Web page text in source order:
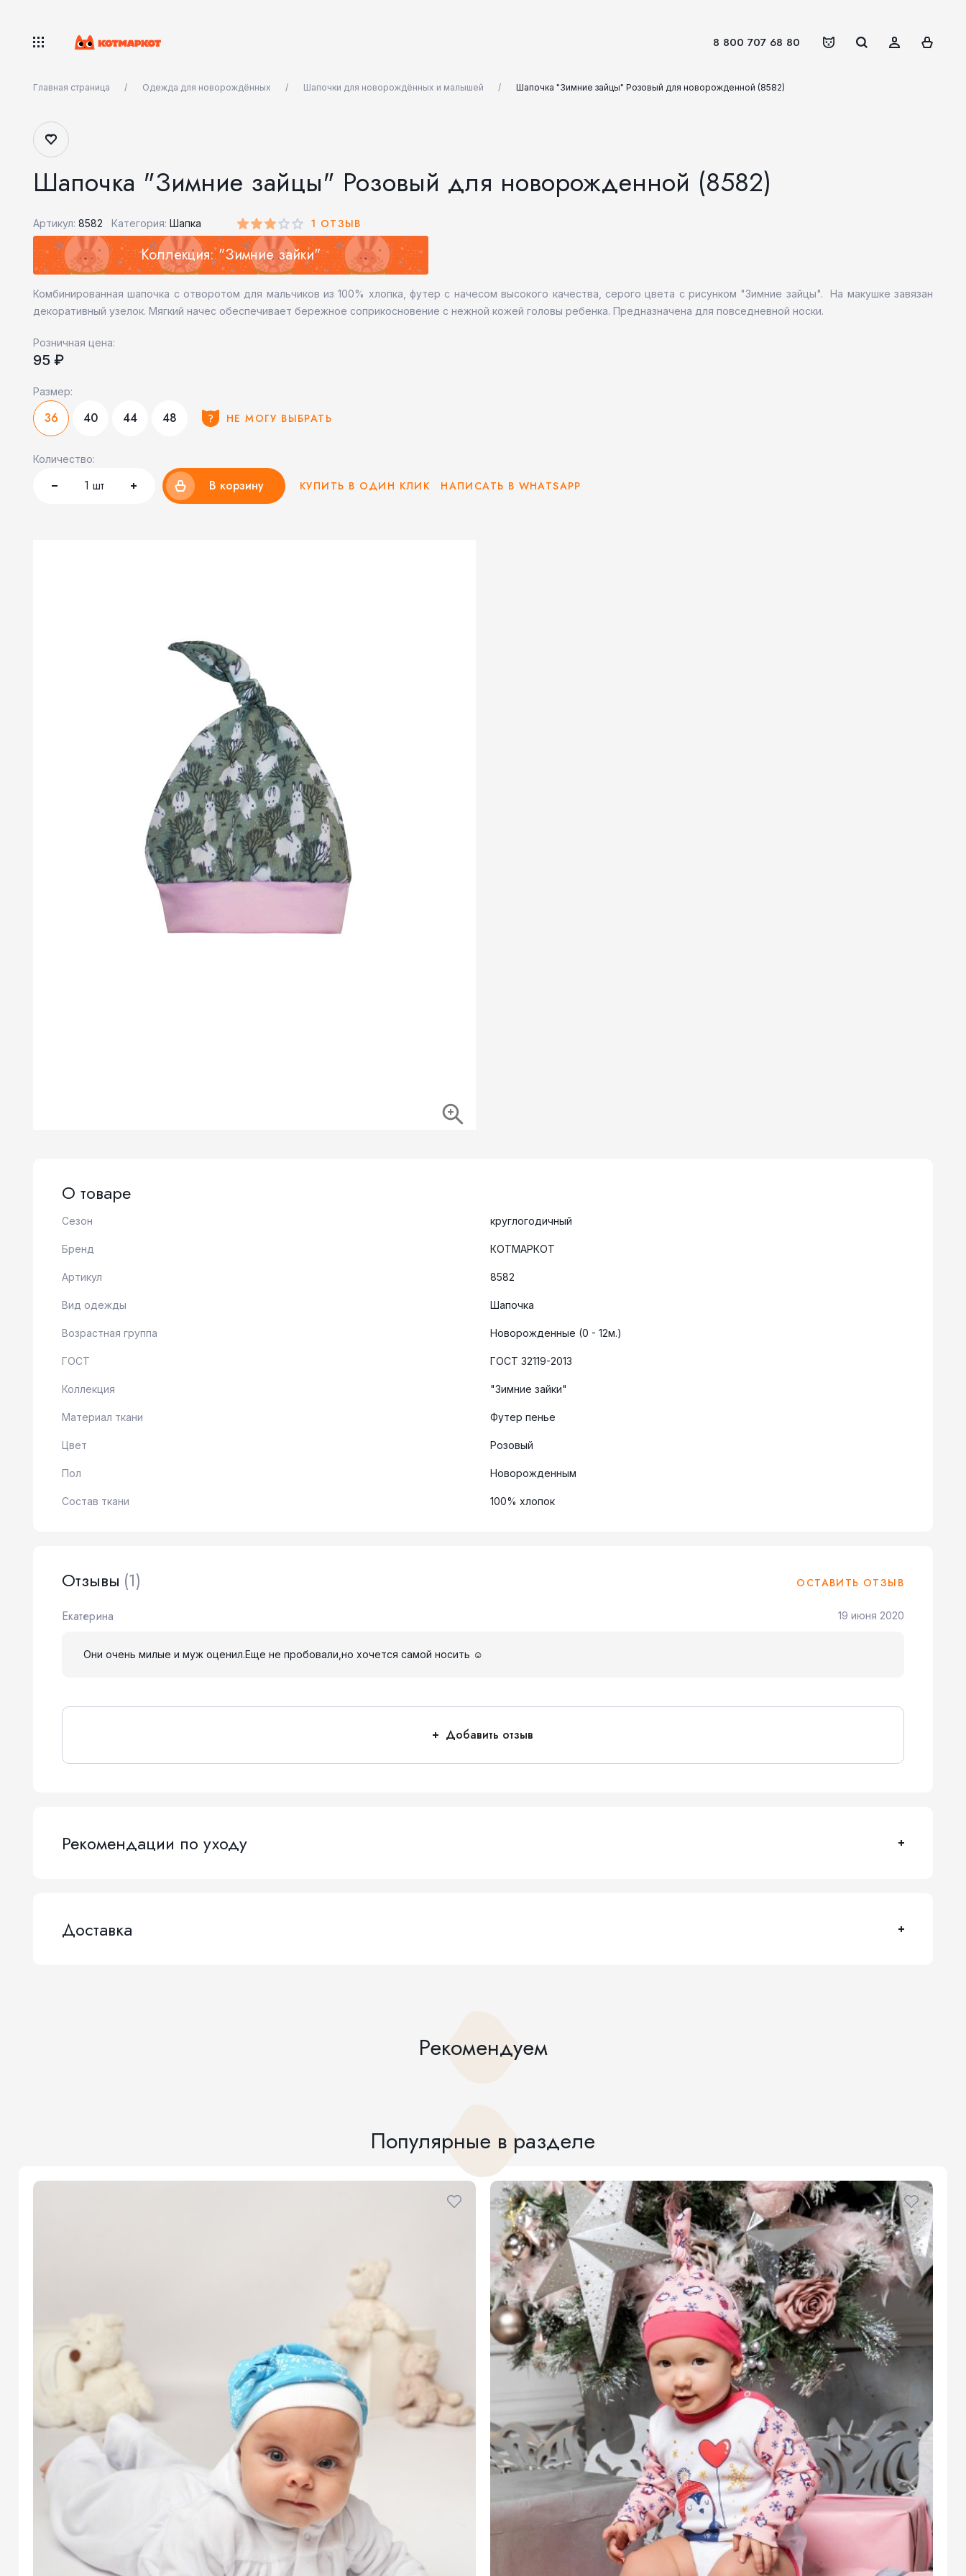
8 800 707 68 80
Главная страница Одежда для новорождённых Шапочки для новорождённых и малышей Шапочка "Зимние зайцы" Розовый для новорожденной (8582)
Шапочка "Зимние зайцы" Розовый для новорожденной (8582)
Артикул: 8582 Категория: Шапка 1 ОТЗЫВ
Коллекция: "Зимние зайки"
Комбинированная шапочка с отворотом для мальчиков из 100% хлопка, футер с начесом высокого качества, серого цвета с рисунком "Зимние зайцы". На макушке завязан
декоративный узелок. Мягкий начес обеспечивает бережное соприкосновение с нежной кожей головы ребенка. Предназначена для повседневной носки.
Розничная цена:
95 ₽
Размер:
36 40 44 48 НЕ МОГУ ВЫБРАТЬ
Количество:
1 шт В корзину КУПИТЬ В ОДИН КЛИК НАПИСАТЬ В WHATSAPP
О товаре
Сезон круглогодичный
Бренд КОТМАРКОТ
Артикул 8582
Вид одежды Шапочка
Возрастная группа Новорожденные (0 - 12м.)
ГОСТ ГОСТ 32119-2013
Коллекция "Зимние зайки"
Материал ткани Футер пенье
Цвет Розовый
Пол Новорожденным
Состав ткани 100% хлопок
Отзывы (1) ОСТАВИТЬ ОТЗЫВ
Екатерина 19 июня 2020
Они очень милые и муж оценил.Еще не пробовали,но хочется самой носить ☺️
Добавить отзыв
Рекомендации по уходу
Доставка
Рекомендуем
Популярные в разделе